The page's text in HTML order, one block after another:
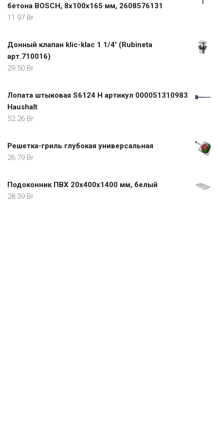
бетона BOSCH, 8x100х165 мм, 2608576131
11.97 Br
Донный клапан klic-klac 1 1/4' (Rubineta
арт.710016)
29.50 Br
Лопата штыковая S6124 H артикул 000051310983
Haushalt
52.26 Br
Решетка-гриль глубокая универсальная
26.79 Br
Подоконник ПВХ 20х400х1400 мм, белый
28.39 Br